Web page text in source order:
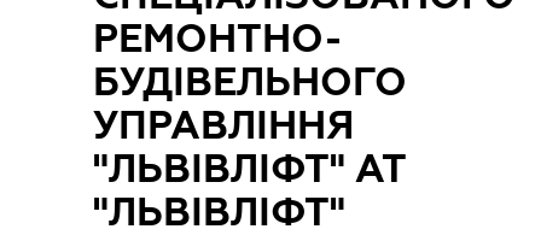
РЕМОНТНО-
БУДІВЕЛЬНОГО
УПРАВЛІННЯ
"ЛЬВІВЛІФТ" АТ
"ЛЬВІВЛІФТ"